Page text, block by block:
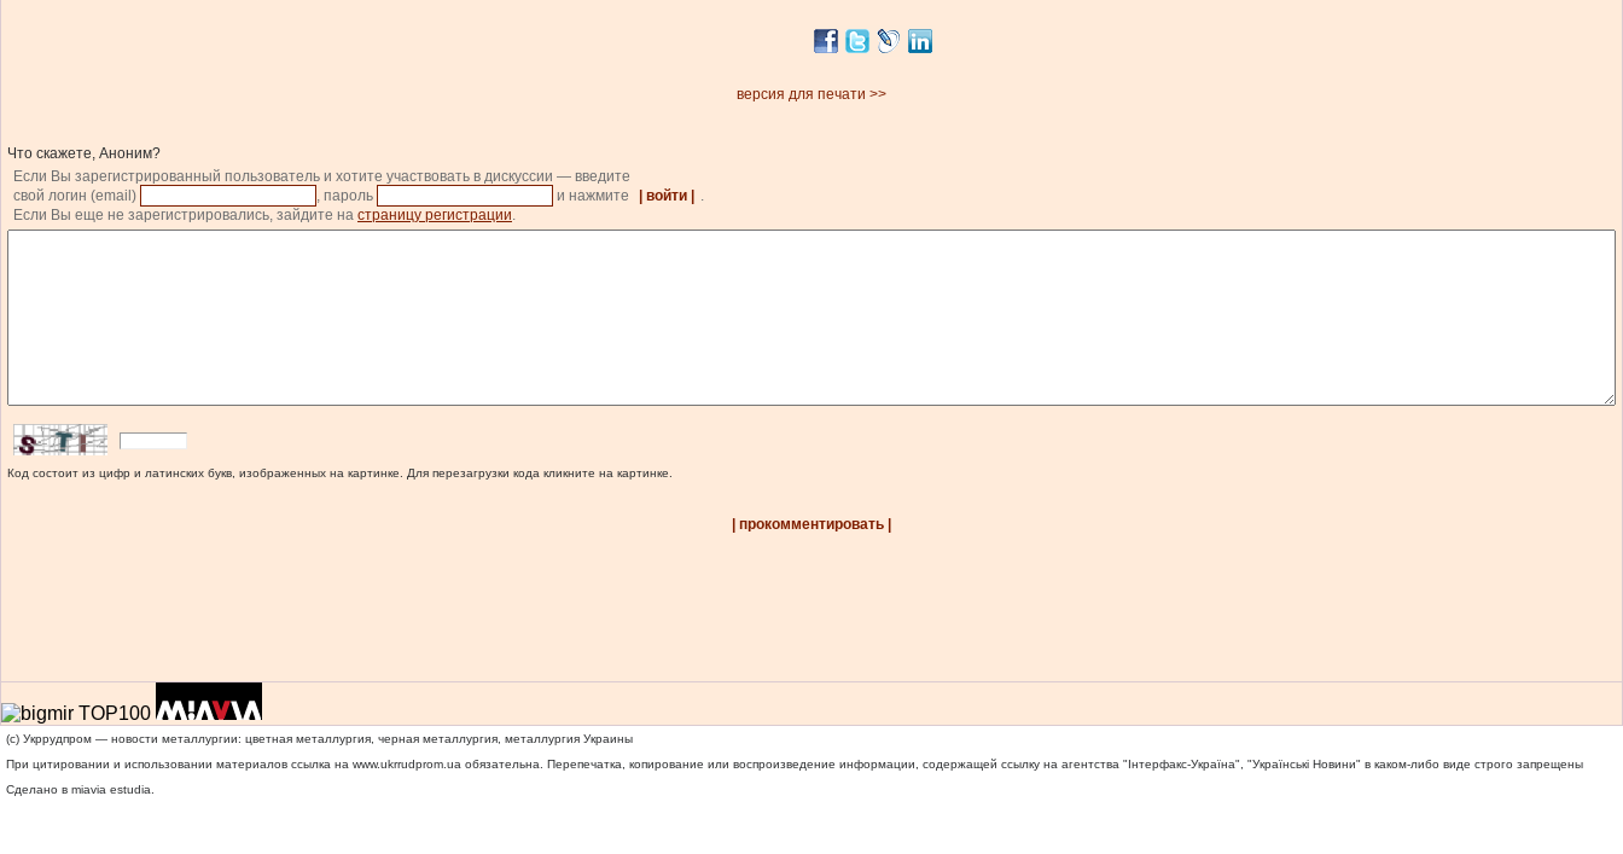
версия для печати >>
Что скажете, Аноним?
Если Вы зарегистрированный пользователь и хотите участвовать в дискуссии — введите
свой логин (email)
, пароль и нажмите | войти |
.
Если Вы еще не зарегистрировались, зайдите на страницу регистрации.
Код состоит из цифр и латинских букв, изображенных на картинке. Для перезагрузки кода кликните на картинке.
| прокомментировать |
(c) Укррудпром — новости металлургии: цветная металлургия, черная металлургия, металлургия Украины
При цитировании и использовании материалов ссылка на www.ukrrudprom.ua обязательна. Перепечатка, копирование или воспроизведение информации, содержащей ссылку на агентства "Iнтерфакс-Україна", "Українськi Новини" в каком-либо виде строго запрещены
Сделано в miavia estudia.